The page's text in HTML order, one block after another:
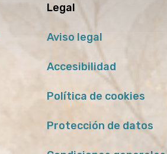
Legal
Aviso legal
Accesibilidad
Política de cookies
Protección de datos